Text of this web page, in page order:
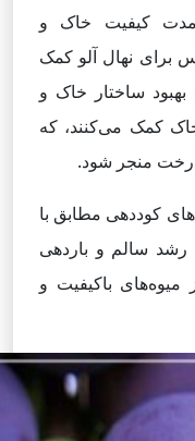
کیفیت خاک و
برای نهال آلو کمک
ساختار خاک و
کمک می‌کنند، که
منجر شود.
کوددهی مطابق با
رشد سالم و باردهی
باکیفیت و